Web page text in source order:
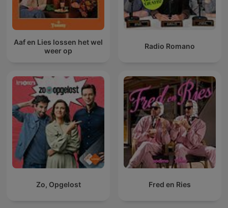
Aaf en Lies lossen het wel
weer op
Radio Romano
Zo, Opgelost Fred en Ries